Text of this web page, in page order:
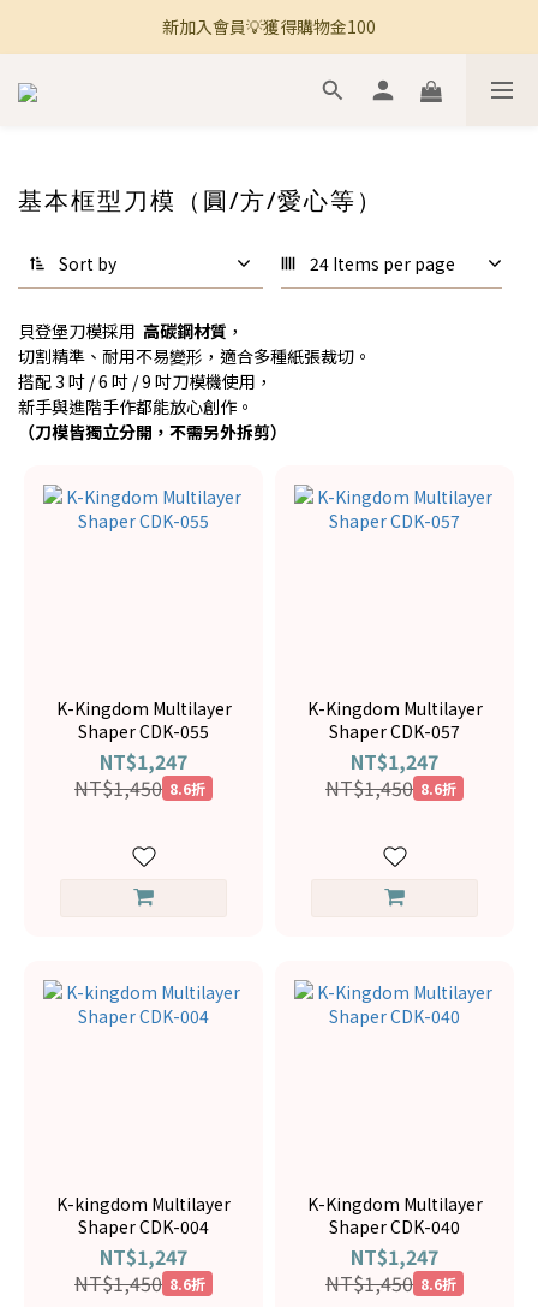
🚚 全館滿800免運 🚚
新加入會員💡獲得購物金100
🚚 全館滿800免運 🚚
基本框型刀模（圓/方/愛心等）
Sort by 24 Items per page
貝登堡刀模採用 高碳鋼材質 ，
切割精準、耐用不易變形，適合多種紙張裁切。
搭配 3 吋 / 6 吋 / 9 吋刀模機使用，
新手與進階手作都能放心創作。
（刀模皆獨立分開，不需另外拆剪）
K-Kingdom Multilayer
Shaper CDK-055
NT$1,247
NT$1,450 8.6折
K-Kingdom Multilayer
Shaper CDK-057
NT$1,247
NT$1,450 8.6折
K-kingdom Multilayer
Shaper CDK-004
NT$1,247
NT$1,450 8.6折
K-Kingdom Multilayer
Shaper CDK-040
NT$1,247
NT$1,450 8.6折